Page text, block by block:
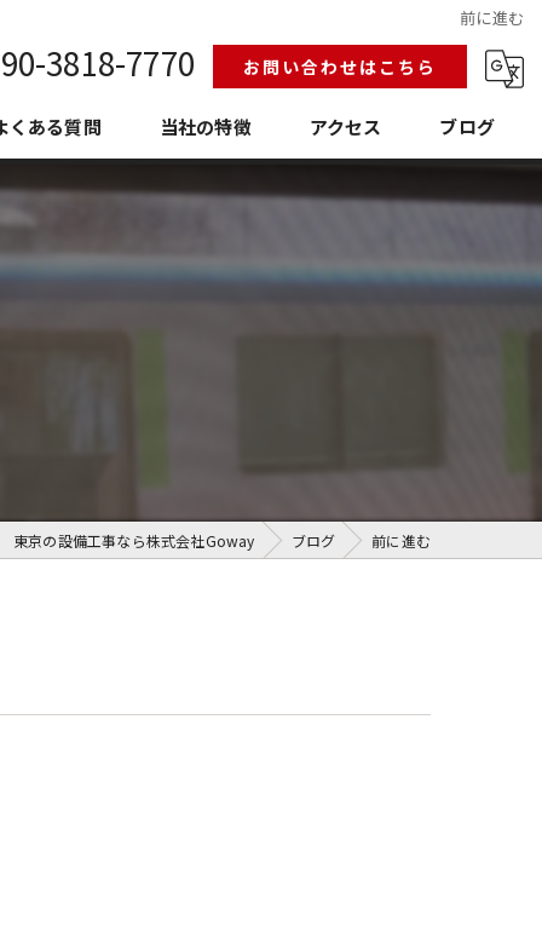
前に進む
3818-7770 お問い合わせはこちら
くある質問 当社の特徴
換気空調工事
アクセス ブログ
東京の設備工事なら株式会社Goway ブログ 前に進む